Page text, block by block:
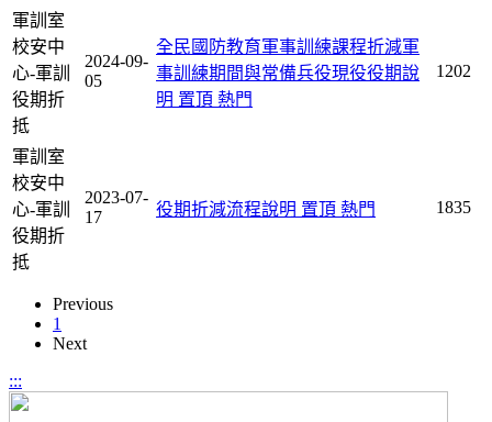
軍訓室
校安中
心-軍訓
役期折
抵
2024-09-
05
全民國防教育軍事訓練課程折減軍
事訓練期間與常備兵役現役役期說
明 置頂 熱門
1202
軍訓室
校安中
心-軍訓
役期折
抵
2023-07-
17
役期折減流程說明 置頂 熱門 1835
Previous
1
Next
:::